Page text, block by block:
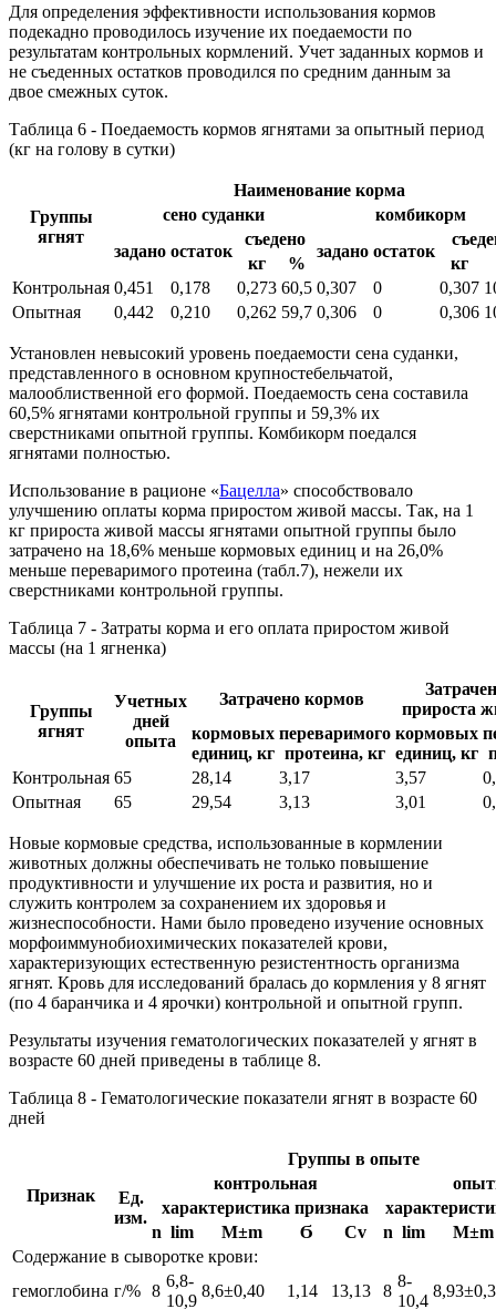
Для определения эффективности использования кормов
подекадно проводилось изучение их поедаемости по
результатам контрольных кормлений. Учет заданных кормов и
не съеденных остатков проводился по средним данным за
двое смежных суток.
Таблица 6 - Поедаемость кормов ягнятами за опытный период
(кг на голову в сутки)
Группы
ягнят
Наименование корма
сено суданки
комбикорм
задано остаток
съедено
задано остаток
кг
% кг
Контрольная 0,451 0,178 0,273 60,5 0,307 0 0,307
Опытная
0,442 0,210 0,262 59,7 0,306 0 0,306
Установлен невысокий уровень поедаемости сена суданки,
представленного в основном крупностебельчатой,
малооблиственной его формой. Поедаемость сена составила
60,5% ягнятами контрольной группы и 59,3% их
сверстниками опытной группы. Комбикорм поедался
ягнятами полностью.
Использование в рационе «Бацелла» способствовало
улучшению оплаты корма приростом живой массы. Так, на 1
кг прироста живой массы ягнятами опытной группы было
затрачено на 18,6% меньше кормовых единиц и на 26,0%
меньше переваримого протеина (табл.7), нежели их
сверстниками контрольной группы.
Таблица 7 - Затраты корма и его оплата приростом живой
массы (на 1 ягненка)
Группы
ягнят
Учетных
дней
опыта
Затрачено кормов
прироста
кормовых
единиц, кг
переваримого
протеина, кг
кормовых
единиц, кг
Контрольная 65 28,14 3,17 3,57
Опытная
65 29,54 3,13 3,01
Новые кормовые средства, использованные в кормлении
животных должны обеспечивать не только повышение
продуктивности и улучшение их роста и развития, но и
служить контролем за сохранением их здоровья и
жизнеспособности. Нами было проведено изучение основных
морфоиммунобиохимических показателей крови,
характеризующих естественную резистентность организма
ягнят. Кровь для исследований бралась до кормления у 8 ягнят
(по 4 баранчика и 4 ярочки) контрольной и опытной групп.
Результаты изучения гематологических показателей у ягнят в
возрасте 60 дней приведены в таблице 8.
Таблица 8 - Гематологические показатели ягнят в возрасте 60
дней
Признак
Группы в опыте
Ед.
изм.
контрольная
характеристика признака
n lim М±m Ϭ Cv n lim
М±m
Содержание в сыворотке крови:
гемоглобина г/% 8
6,8-
10,9
8,6±0,40 1,14 13,13 8
8-
10,4